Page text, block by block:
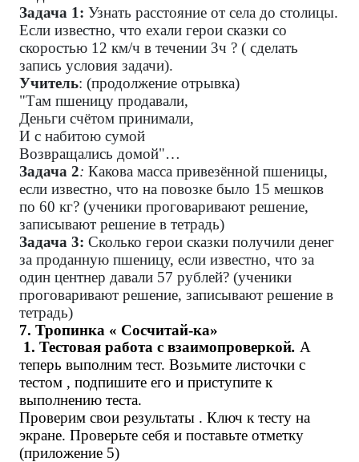
Задача 1: Узнать расстояние от села до столицы.
Если известно, что ехали герои сказки со
скоростью 12 км/ч в течении 3ч ? ( сделать
запись условия задачи).
Учитель: (продолжение отрывка)
"Там пшеницу продавали,
Деньги счётом принимали,
И с набитою сумой
Возвращались домой"…
Задача 2: Какова масса привезённой пшеницы,
если известно, что на повозке было 15 мешков
по 60 кг? (ученики проговаривают решение,
записывают решение в тетрадь)
Задача 3: Сколько герои сказки получили денег
за проданную пшеницу, если известно, что за
один центнер давали 57 рублей? (ученики
проговаривают решение, записывают решение в
тетрадь)
7. Тропинка « Сосчитай-ка»
1. Тестовая работа с взаимопроверкой. А
теперь выполним тест. Возьмите листочки с
тестом , подпишите его и приступите к
выполнению теста.
Проверим свои результаты . Ключ к тесту на
экране. Проверьте себя и поставьте отметку
(приложение 5)